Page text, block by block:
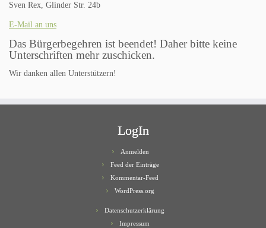
Sven Rex, Glinder Str. 24b
E-Mail an uns
Das Bürgerbegehren ist beendet! Daher bitte keine
Unterschriften mehr zuschicken.
Wir danken allen Unterstützern!
LogIn
Anmelden
Feed der Einträge
Kommentar-Feed
WordPress.org
Datenschutzerklärung
Impressum